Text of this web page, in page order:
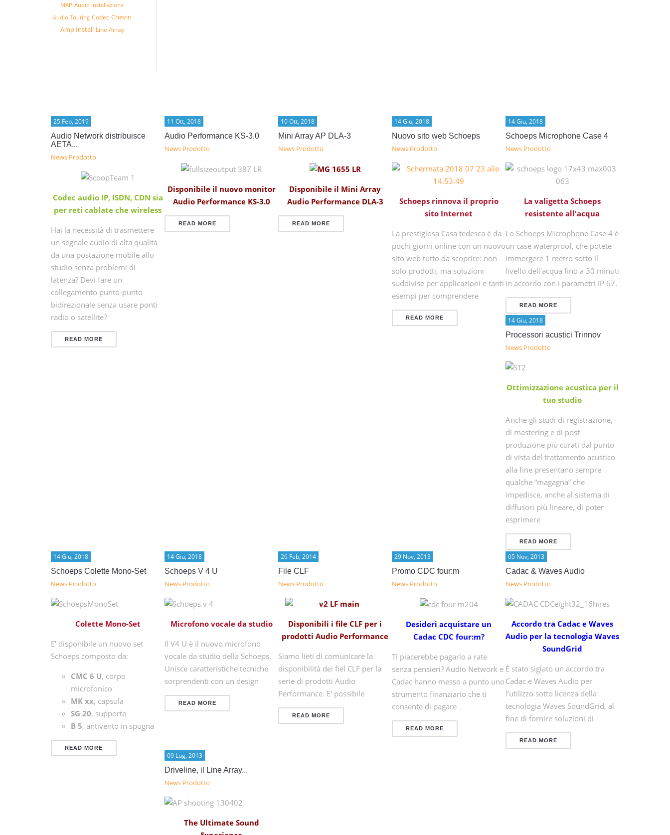
MAP Audio Installazione
Audio Touring Codec Chevin
Amp Install Line Array
25 Feb, 2019
Audio Network distribuisce
AETA...
News Prodotto
Codec audio IP, ISDN, CDN sia
per reti cablate che wireless
Hai la necessità di trasmettere
un segnale audio di alta qualità
da una postazione mobile allo
studio senza problemi di
latenza? Devi fare un
collegamento punto-punto
bidirezionale senza usare ponti
radio o satellite?
READ MORE
11 Ott, 2018
Audio Performance KS-3.0
News Prodotto
Disponibile il nuovo monitor
Audio Performance KS-3.0
READ MORE
10 Ott, 2018
Mini Array AP DLA-3
News Prodotto
Disponibile il Mini Array
Audio Performance DLA-3
READ MORE
14 Giu, 2018
Nuovo sito web Schoeps
News Prodotto
Schoeps rinnova il proprio
sito Internet
La prestigiosa Casa tedesca è da
pochi giorni online con un nuovo
sito web tutto da scoprire: non
solo prodotti, ma soluzioni
suddivise per applicazioni e tanti
esempi per comprendere
READ MORE
14 Giu, 2018
Schoeps Microphone Case 4
News Prodotto
La valigetta Schoeps
resistente all'acqua
Lo Schoeps Microphone Case 4 è
un case waterproof, che potete
immergere 1 metro sotto il
livello dell'acqua fino a 30 minuti
in accordo con i parametri IP 67.
READ MORE
14 Giu, 2018
Processori acustici Trinnov
News Prodotto
Ottimizzazione acustica per il
tuo studio
Anche gli studi di registrazione,
di mastering e di post-
produzione più curati dal punto
di vista del trattamento acustico
alla fine presentano sempre
qualche “magagna” che
impedisce, anche al sistema di
diffusori più lineare, di poter
esprimere
READ MORE
14 Giu, 2018
Schoeps Colette Mono-Set
News Prodotto
Colette Mono-Set
E' disponibile un nuovo set
Schoeps composto da:
CMC 6 U, corpo
microfonico
MK xx, capsula
SG 20, supporto
B 5, antivento in spugna
READ MORE
14 Giu, 2018
Schoeps V 4 U
News Prodotto
Microfono vocale da studio
Il V4 U è il nuovo microfono
vocale da studio della Schoeps.
Unisce caratteristiche tecniche
sorprendenti con un design
READ MORE
26 Feb, 2014
File CLF
News Prodotto
Disponibili i file CLF per i
prodotti Audio Performance
Siamo lieti di comunicare la
disponibilità dei fiel CLF per la
serie di prodotti Audio
Performance. E' possibile
READ MORE
29 Nov, 2013
Promo CDC four:m
News Prodotto
Desideri acquistare un
Cadac CDC four:m?
Ti piacerebbe pagarlo a rate
senza pensieri? Audio Network e
Cadac hanno messo a punto uno
strumento finanziario che ti
consente di pagare
READ MORE
05 Nov, 2013
Cadac & Waves Audio
News Prodotto
Accordo tra Cadac e Waves
Audio per la tecnologia Waves
SoundGrid
È stato siglato un accordo tra
Cadac e Waves Audio per
l’utilizzo sotto licenza della
tecnologia Waves SoundGrid, al
fine di fornire soluzioni di
READ MORE
09 Lug, 2013
Driveline, il Line Array...
News Prodotto
The Ultimate Sound